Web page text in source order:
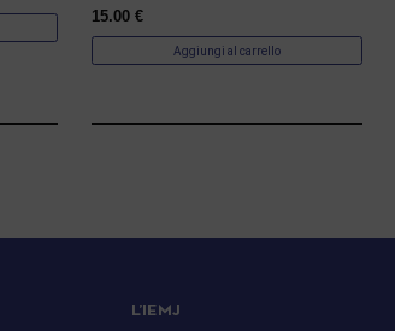
15.00€
Aggiungi al carrello
L’IEMJ